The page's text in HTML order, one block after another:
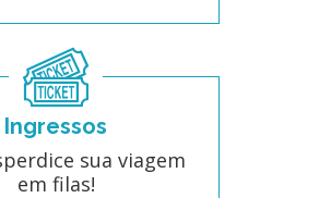
Ingressos
sua viagem
em filas!